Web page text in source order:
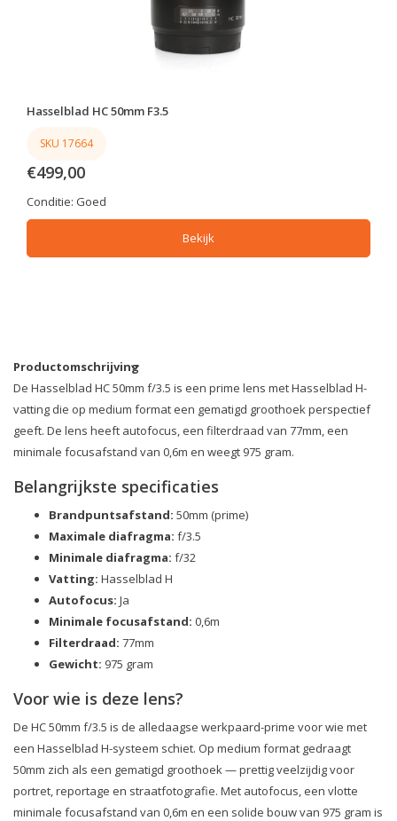
Hasselblad HC 50mm F3.5
SKU 17664
€499,00
Conditie: Goed
Bekijk
Productomschrijving
De Hasselblad HC 50mm f/3.5 is een prime lens met Hasselblad H-
vatting die op medium format een gematigd groothoek perspectief
geeft. De lens heeft autofocus, een filterdraad van 77mm, een
minimale focusafstand van 0,6m en weegt 975 gram.
Belangrijkste specificaties
Brandpuntsafstand: 50mm (prime)
Maximale diafragma: f/3.5
Minimale diafragma: f/32
Vatting: Hasselblad H
Autofocus: Ja
Minimale focusafstand: 0,6m
Filterdraad: 77mm
Gewicht: 975 gram
Voor wie is deze lens?
De HC 50mm f/3.5 is de alledaagse werkpaard-prime voor wie met
een Hasselblad H-systeem schiet. Op medium format gedraagt
50mm zich als een gematigd groothoek — prettig veelzijdig voor
portret, reportage en straatfotografie. Met autofocus, een vlotte
minimale focusafstand van 0,6m en een solide bouw van 975 gram is